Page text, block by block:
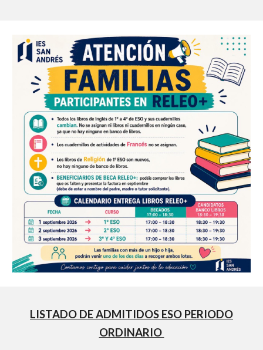
LISTADO DE ADMITIDOS ESO PERIODO
ORDINARIO